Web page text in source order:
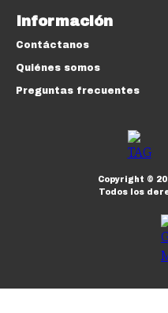
Información
Contáctanos
Quiénes somos
Preguntas frecuentes
Copyright ©
Todos los